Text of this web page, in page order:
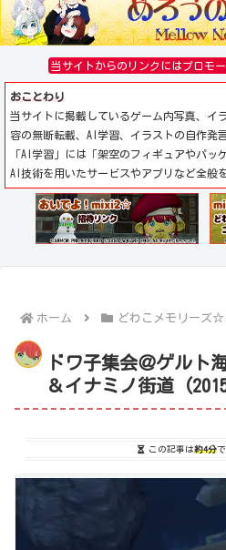
当サイトからのリンクにはプロモ
おことわり
当サイトに掲載しているゲーム内写真、イ
容の無断転載、AI学習、イラストの自作発
「AI学習」には「架空のフィギュアやパッ
AI技術を用いたサービスやアプリなど全般
ホーム どわこメモリーズ☆
ドワ子集会＠ゲルト
＆イナミノ街道
この記事は約4分で